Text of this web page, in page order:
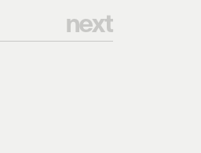
next